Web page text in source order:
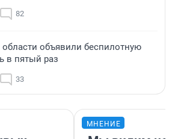
82
объявили беспилотную
в пятый раз
33
МНЕНИЕ